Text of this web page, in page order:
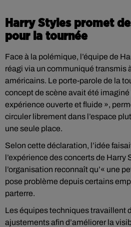
Harry Styles promet
pour la tournée
Face à la polémique, l’équipe de
réagi via un communiqué transmis
américains. Le porte-parole de la
concept de scène avait été imaginé
expérience ouverte et fluide »,
circuler librement dans l’espace
une seule place.
Selon cette déclaration, l’idée
l’expérience des concerts de Harry
l’organisation reconnaît qu’« une
pose problème depuis certains
parterre.
Les équipes techniques travaillent
ajustements afin d’améliorer la